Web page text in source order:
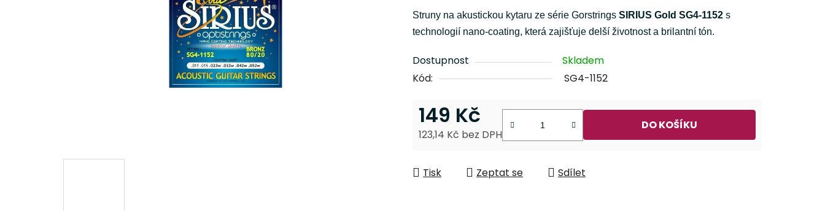
je
0,0
5
hvězdiček.
Struny na akustickou kytaru ze série Gorstrings SIRIUS Gold SG4-1152 s
technologií nano-coating, která zajišťuje delší životnost a brilantní tón.
Dostupnost
Skladem
Kód:
SG4-1152
149 Kč
123,14 Kč bez DPH
DO KOŠÍKU
Tisk Zeptat se Sdílet